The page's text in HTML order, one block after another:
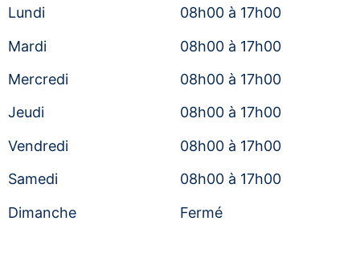
Lundi
08h00 à 17h00
Mardi
08h00 à 17h00
Mercredi
08h00 à 17h00
Jeudi
08h00 à 17h00
Vendredi
08h00 à 17h00
Samedi
08h00 à 17h00
Dimanche
Fermé